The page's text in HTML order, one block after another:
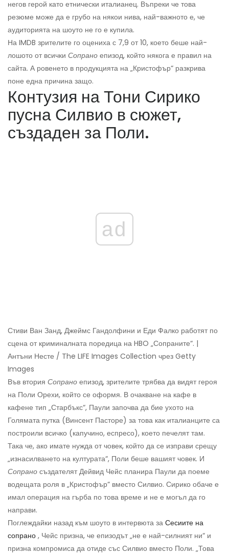
негов герой като етнически италианец. Въпреки че това
резюме може да е грубо на някои нива, най-важното е, че
аудиторията на шоуто не го е купила.
На IMDB зрителите го оцениха с 7,9 от 10, което беше най-
лошото от всички Сопрано епизод, който някога е правил на
сайта. А ровенето в продукцията на „Кристофър“ разкрива
поне една причина защо.
Контузия на Тони Сирико
пусна Силвио в сюжет,
създаден за Поли.
ad
Стиви Ван Занд, Джеймс Гандолфини и Еди Фалко работят по
сцена от криминалната поредица на HBO „Сопраните“. |
Антъни Несте / The LIFE Images Collection чрез Getty
Images
Във втория Сопрано епизод, зрителите трябва да видят героя
на Поли Орехи, който се оформя. В очакване на кафе в
кафене тип „Старбъкс“, Паули започва да бие ухото на
Голямата путка (Винсент Пасторе) за това как италианците са
построили всичко (капучино, еспресо), което печелят там.
Така че, ако имате нужда от човек, който да се изправи срещу
„изнасилването на културата“, Поли беше вашият човек. И
Сопрано създателят Дейвид Чейс планира Паули да поеме
водещата роля в „Кристофър“ вместо Силвио. Сирико обаче е
имал операция на гърба по това време и не е могъл да го
направи.
Поглеждайки назад към шоуто в интервюта за Сесиите на
сопрано , Чейс призна, че епизодът „не е най-силният ни“ и
призна компромиса да отиде със Силвио вместо Поли. „Това